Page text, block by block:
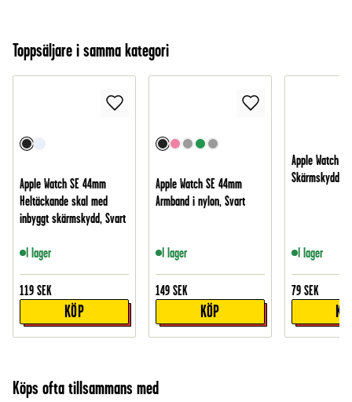
Toppsäljare i samma kategori
Apple Watch SE 44mm
Heltäckande skal med
inbyggt skärmskydd, Svart
I lager
119 SEK
KÖP
Apple Watch SE 44mm
Armband i nylon, Svart
I lager
149 SEK
KÖP
Apple Watch
Skärmskydd -
I lager
79 SEK
Köps ofta tillsammans med